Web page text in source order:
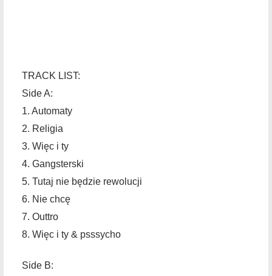
TRACK LIST:
Side A:
1. Automaty
2. Religia
3. Więc i ty
4. Gangsterski
5. Tutaj nie będzie rewolucji
6. Nie chcę
7. Outtro
8. Więc i ty & psssycho
Side B: